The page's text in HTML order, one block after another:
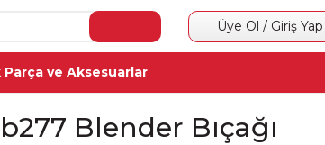
Üye Ol / Giriş Yap
ve Aksesuarlar
Blender Bıçağı